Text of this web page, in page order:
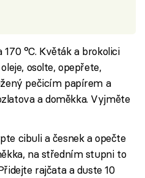
°C. Květák a brokolici
osolte, opepřete,
pečicím papírem a
a doměkka. Vyjměte
cibuli a česnek a opečte
na středním stupni to
rajčata a duste 10